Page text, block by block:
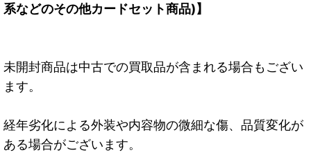
系などのその他カードセット商品)】
未開封商品は中古での買取品が含まれる場合もござい
ます。
経年劣化による外装や内容物の微細な傷、品質変化が
ある場合がございます。